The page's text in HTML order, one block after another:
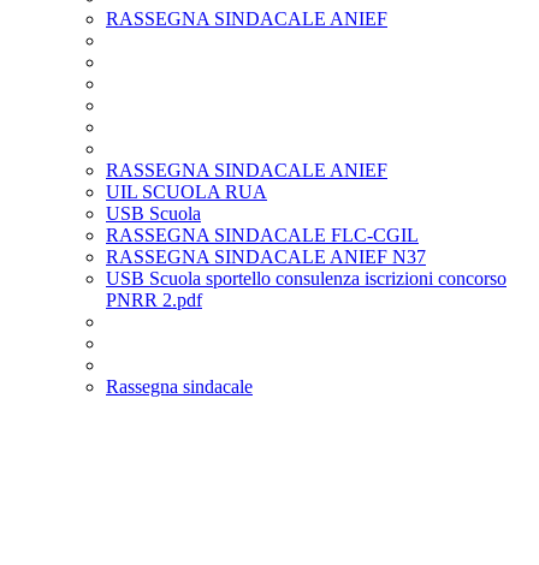
RASSEGNA SINDACALE ANIEF
RASSEGNA SINDACALE ANIEF
UIL SCUOLA RUA
USB Scuola
RASSEGNA SINDACALE FLC-CGIL
RASSEGNA SINDACALE ANIEF N37
USB Scuola sportello consulenza iscrizioni concorso
PNRR 2.pdf
Rassegna sindacale